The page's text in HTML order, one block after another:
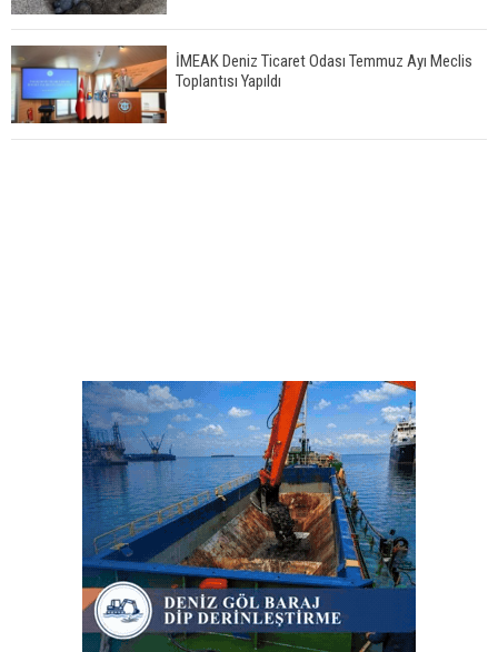
İMEAK Deniz Ticaret Odası Temmuz Ayı Meclis
Toplantısı Yapıldı